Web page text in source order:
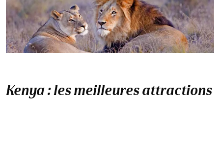
Kenya : les meilleures attractions